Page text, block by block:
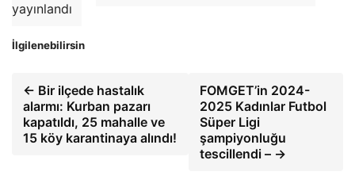
yayınlandı
İlgilenebilirsin
← Bir ilçede hastalık
alarmı: Kurban pazarı
kapatıldı, 25 mahalle ve
15 köy karantinaya alındı!
FOMGET’in 2024-
2025 Kadınlar Futbol
Süper Ligi
şampiyonluğu
tescillendi – →